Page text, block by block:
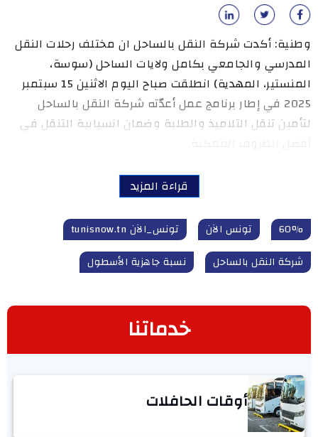
وطنية: أكدت شركة النقل بالساحل ان مختلف رحلات النقل
المدرسي والجامعي بكامل ولايات الساحل (سوسة،
المنستير، المهدية) انطلقت صباح اليوم الاثنين 15 سبتمبر
2025 في إطار برنامج عمل أعدّته شركة النقل بالساحل
لتأمين تنقل التلاميذ والطلبة وضمان انسيابية التنقل في
قراءة المزيد
60% تونس الآن
تونس_الآن tunisnow.tn
شركة النقل بالساحل
نسبة جاهزية الأسطول
خدماتنا
أوقات الحافلات